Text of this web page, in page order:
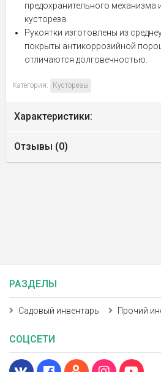
предохранительного механизма
кустореза.
Рукоятки изготовлены из
покрыты антикоррозийной
отличаются долговечностью.
Категория: Кусторезы
Характеристики:
Отзывы (0)
РАЗДЕЛЫ
Садовый инвентарь Прочий
СОЦСЕТИ